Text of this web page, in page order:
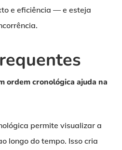
e eficiência — e esteja
ordem cronológica ajuda na
permite visualizar a
longo do tempo. Isso cria